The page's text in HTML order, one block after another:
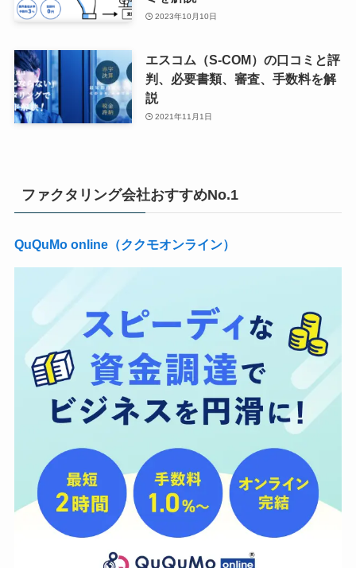
2023年10月10日
エスコム（S-COM）の口コミと評
判、必要書類、審査、手数料を解
説
2021年11月1日
ファクタリング会社おすすめNo.1
QuQuMo online（ククモオンライン）